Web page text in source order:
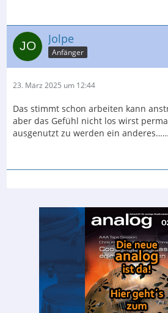
Jolpe
Anfänger
23. März 2025 um 12:44
Das stimmt schon arbeiten kann
aber das Gefühl nicht los wirst
ausgenutzt zu werden ein anderes……